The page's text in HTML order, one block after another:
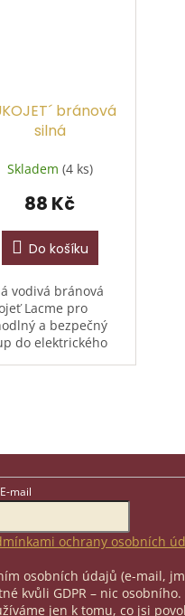
bránová
silná
Skladem (4 ks)
88 Kč
Do košíku
vodivá bránová
Lacme pro
a bezpečný
do elektrického
E-mail
ochrany osobních
osobních údajů (e-mail,
kvůli GDPR – nic osobního.
jen k tomu, co jsi